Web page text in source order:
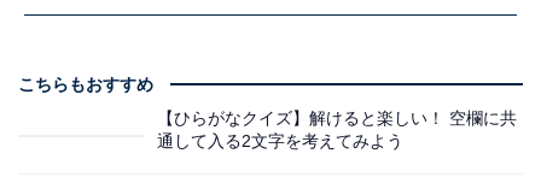
こちらもおすすめ
【ひらがなクイズ】解けると楽しい！ 空欄に共
通して入る2文字を考えてみよう